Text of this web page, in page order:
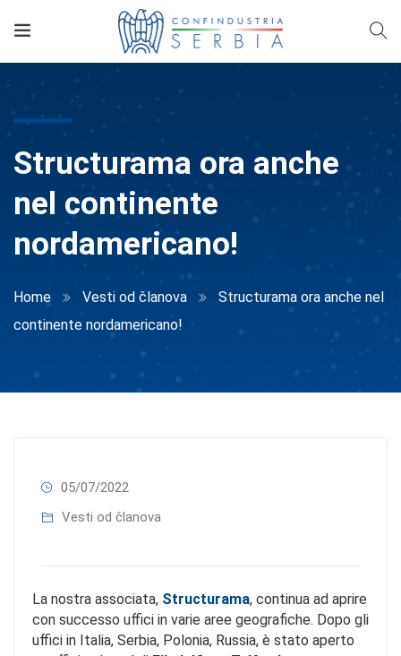
Structurama ora anche
nel continente
nordamericano!
Home Vesti od članova
Structurama ora anche nel
continente nordamericano!
05/07/2022
Vesti od članova
La nostra associata, Structurama, continua ad aprire
con successo uffici in varie aree geografiche. Dopo gli
uffici in Italia, Serbia, Polonia, Russia, è stato aperto